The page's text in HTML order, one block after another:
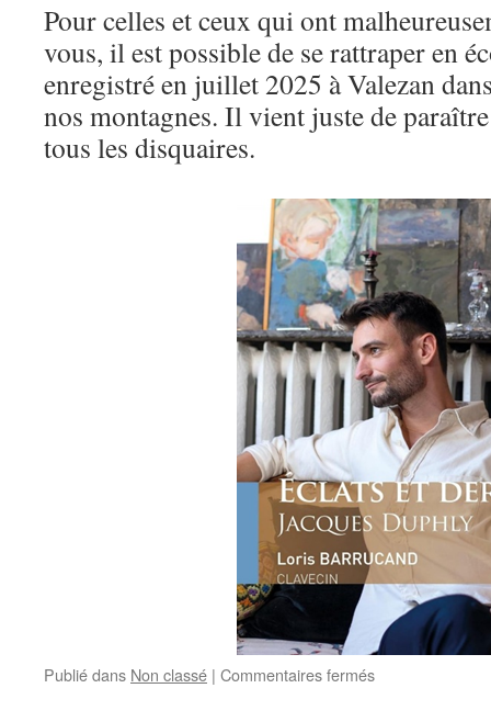
Pour celles et ceux qui ont
vous, il est possible de se rattraper en
enregistré en juillet 2025 à Valezan
nos montagnes. Il vient juste de
tous les disquaires.
Publié dans Non classé | Commentaires ferméssur